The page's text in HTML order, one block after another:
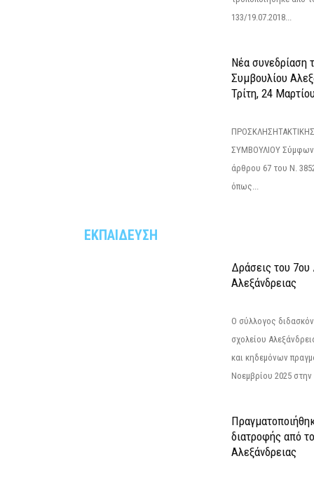
133/19.07.2018...
Νέα συνεδρίαση
Συμβουλίου
Τρίτη, 24
ΣΥΜΒΟΥΛΙΟΥ
άρθρου 67 του Ν.
όπως...
ΕΚΠΑΙΔΕΥΣΗ
Δράσεις του 7ου
Αλεξάνδρειας
Ο σύλλογος
σχολείου
και κηδεμόνων
Νοεμβρίου 2025
διατροφής από
Αλεξάνδρειας